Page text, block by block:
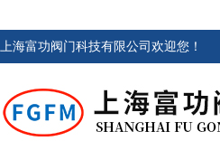
上海富功阀门科技有限公司欢迎您！